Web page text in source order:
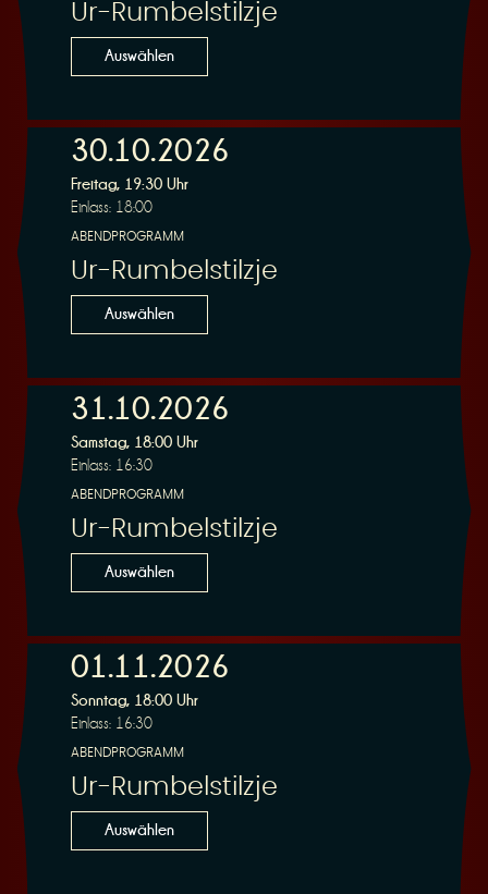
Ur-Rumbelstilzje
Auswählen
30.10.2026
Freitag, 19:30 Uhr
Einlass: 18:00
ABENDPROGRAMM
Ur-Rumbelstilzje
Auswählen
31.10.2026
Samstag, 18:00 Uhr
Einlass: 16:30
ABENDPROGRAMM
Ur-Rumbelstilzje
Auswählen
01.11.2026
Sonntag, 18:00 Uhr
Einlass: 16:30
ABENDPROGRAMM
Ur-Rumbelstilzje
Auswählen